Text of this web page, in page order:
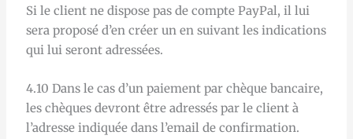
Si le client ne dispose pas de compte PayPal, il lui
sera proposé d’en créer un en suivant les indications
qui lui seront adressées.
4.10 Dans le cas d’un paiement par chèque bancaire,
les chèques devront être adressés par le client à
l’adresse indiquée dans l’email de confirmation.